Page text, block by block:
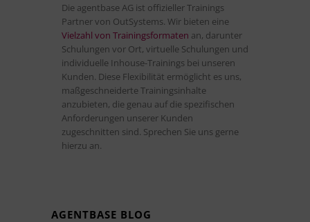
Die agentbase AG ist offizieller Trainings
Partner von OutSystems. Wir bieten eine
Vielzahl von Trainingsformaten an, darunter
Schulungen vor Ort, virtuelle Schulungen und
individuelle Inhouse-Trainings bei unseren
Kunden. Diese Flexibilität ermöglicht es uns,
maßgeschneiderte Trainingsinhalte
anzubieten, die genau auf die spezifischen
Anforderungen unserer Kunden
zugeschnitten sind. Sprechen Sie uns gerne
hierzu an.
AGENTBASE BLOG